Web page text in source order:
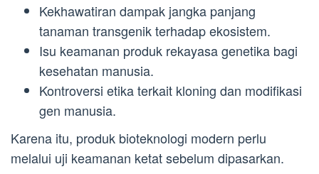
Kekhawatiran dampak jangka panjang
tanaman transgenik terhadap ekosistem.
Isu keamanan produk rekayasa genetika bagi
kesehatan manusia.
Kontroversi etika terkait kloning dan modifikasi
gen manusia.
Karena itu, produk bioteknologi modern perlu
melalui uji keamanan ketat sebelum dipasarkan.